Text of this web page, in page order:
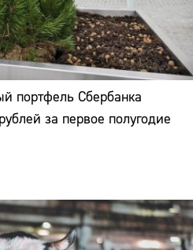
портфель Сбербанка
за первое полугодие